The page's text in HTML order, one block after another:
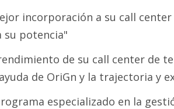
incorporación a su call
potencia"
de su call center de
de OriGn y la trajectoria y
especializado en la